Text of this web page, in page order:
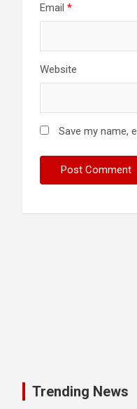
Email *
Website
Save my name,
Trending News